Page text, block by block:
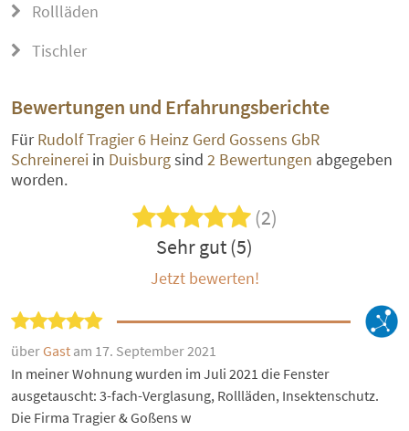
Rollläden
Tischler
Bewertungen und Erfahrungsberichte
FürRudolf Tragier 6 Heinz Gerd Gossens GbR
Schreinerei in Duisburgsind 2 Bewertungen abgegeben
worden.
(2)
Sehr gut (5)
Jetzt bewerten!
über Gast am 17. September 2021
In meiner Wohnung wurden im Juli 2021 die Fenster
ausgetauscht: 3-fach-Verglasung, Rollläden, Insektenschutz.
Die Firma Tragier & Goßens w